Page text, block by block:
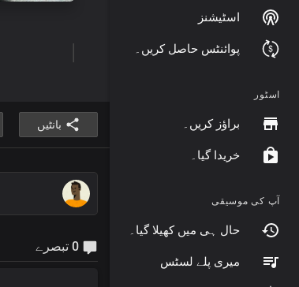
اسٹیشنز
پوائنٹس حاصل کریں۔
اسٹور
براؤز کریں۔
خریدا گیا۔
آپ کی موسیقی
حال ہی میں کھیلا گیا۔
میری پلے لسٹس
بانٹیں